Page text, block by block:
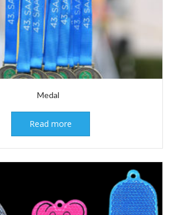
Medal
Read more